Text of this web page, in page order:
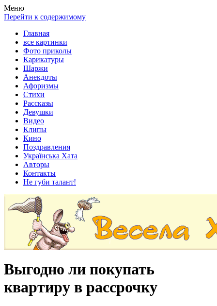
Весела хата — прикольные картинки, смешные истории,
клипы!
Покажем всем ваши фото приколы, карикатуры, шаржи, стихи,
рассказы, видео и песни!
Меню
Перейти к содержимому
Главная
все картинки
Фото приколы
Карикатуры
Шаржи
Анекдоты
Афоризмы
Стихи
Рассказы
Девушки
Видео
Клипы
Кино
Поздравления
Українська Хата
Авторы
Контакты
Не губи талант!
Выгодно ли покупать
квартиру в рассрочку